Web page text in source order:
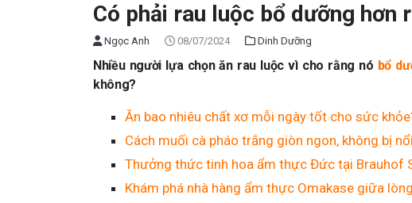
Có phải rau luộc bổ dưỡng hơn
Ngọc Anh 08/07/2024 Dinh Dưỡng
Nhiều người lựa chọn ăn rau luộc vì cho rằng nó bổ
không?
Ăn bao nhiêu chất xơ mỗi ngày tốt cho sức
Cách muối cà pháo trắng giòn ngon, không bị
Thưởng thức tinh hoa ẩm thực Đức tại Brauhof
Khám phá nhà hàng ẩm thực Omakase giữa lòng